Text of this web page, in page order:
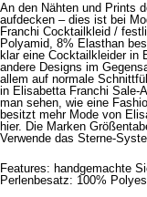
An den Nähten und Prints
aufdecken – dies ist bei
Franchi Cocktailkleid /
Polyamid, 8% Elasthan
klar eine Cocktailkleider in
andere Designs im
allem auf normale
in Elisabetta Franchi Sale-
man sehen, wie eine
besitzt mehr Mode von
hier. Die Marken
Verwende das Sterne-
Features: handgemachte
Perlenbesatz: 100%